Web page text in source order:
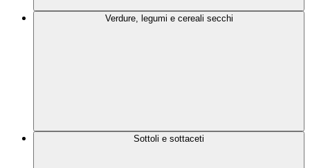
Verdure, legumi e cereali secchi
Sottoli e sottaceti